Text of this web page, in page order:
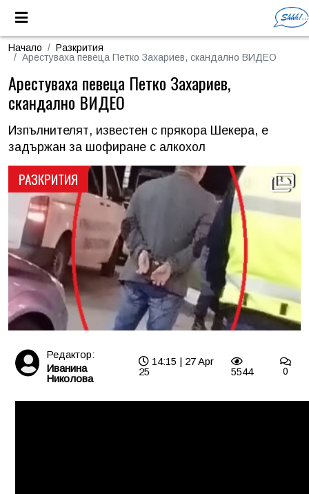
Начало
Разкрития
Арестуваха певеца Петко Захариев, скандално ВИДЕО
РАЗКРИТИЯ
Арестуваха певеца Петко Захариев,
скандално ВИДЕО
Изпълнителят, известен с прякора Шекера, е
задържан за шофиране с алкохол
Редактор:
Иванина
Николова
14:15 | 27 Apr
25
5544 0